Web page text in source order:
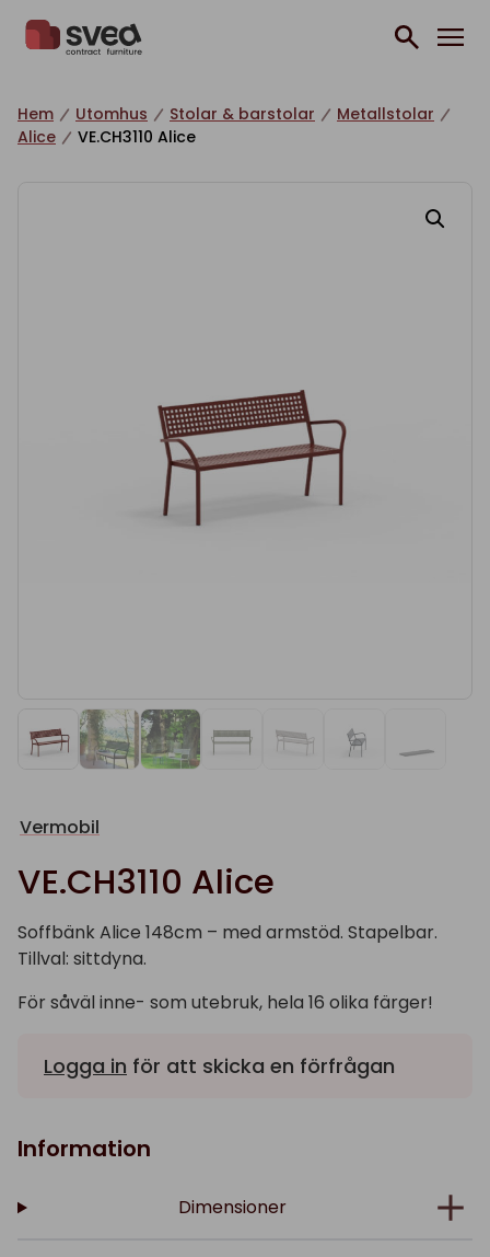
Hem Utomhus Stolar & barstolar
Metallstolar
Alice
VE.CH3110 Alice
Vermobil
VE.CH3110 Alice
Soffbänk Alice 148cm – med armstöd. Stapelbar.
Tillval: sittdyna.
För såväl inne- som utebruk, hela 16 olika färger!
Logga in för att skicka en förfrågan
Information
Dimensioner